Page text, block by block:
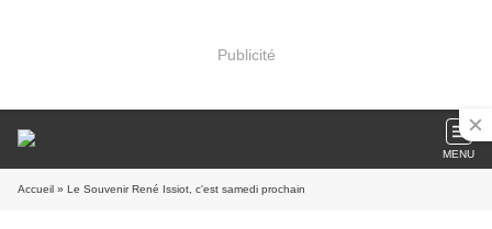
Publicité
MENU
Accueil » Le Souvenir René Issiot, c'est samedi prochain